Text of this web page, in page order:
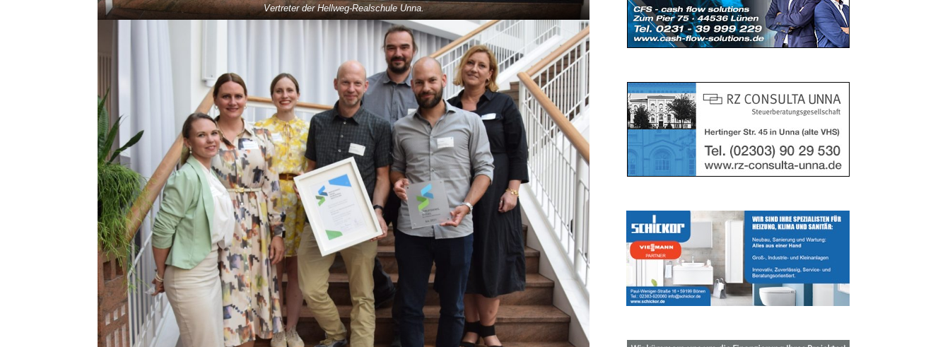
Vertreter der Hellweg-Realschule Unna.